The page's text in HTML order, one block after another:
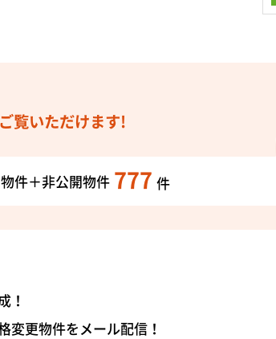
ご覧いただけます!
件＋非公開物件 777 件
！
変更物件をメール配信！